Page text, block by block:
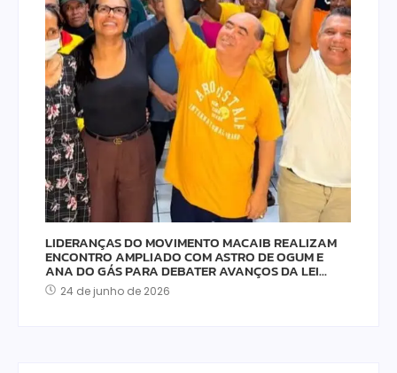
LIDERANÇAS DO MOVIMENTO MACAIB REALIZAM
ENCONTRO AMPLIADO COM ASTRO DE OGUM E
ANA DO GÁS PARA DEBATER AVANÇOS DA LEI…
24 de junho de 2026